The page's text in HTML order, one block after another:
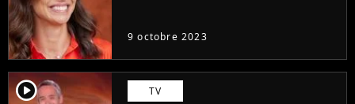
9 octobre 2023
player2 TV